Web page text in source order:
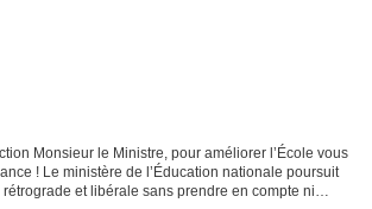
Monsieur le Ministre, pour améliorer l’École vous
! Le ministère de l’Éducation nationale poursuit
et libérale sans prendre en compte ni